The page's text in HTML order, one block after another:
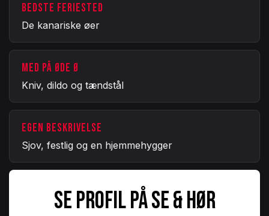
BEDSTE FERIESTED
De kanariske øer
MED PÅ ØDE Ø
Kniv, dildo og tændstål
EGEN BESKRIVELSE
Sjov, festlig og en hjemmehygger
SE PROFIL PÅ SE & HØR